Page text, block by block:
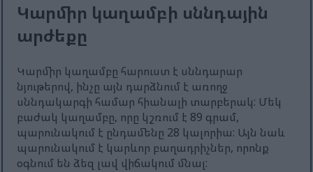
Կարմիր կաղամբի սննդային
արժեքը
Կարմիր կաղամբը հարուստ է սննդարար
նյութերով, ինչը այն դարձնում է առողջ
սննդակարգի համար հիանալի տարբերակ: Մեկ
բաժակ կաղամբը, որը կշռում է 89 գրամ,
պարունակում է ընդամենը 28 կալորիա: Այն նաև
պարունակում է կարևոր բաղադրիչներ, որոնք
օգնում են ձեզ լավ վիճակում մնալ: